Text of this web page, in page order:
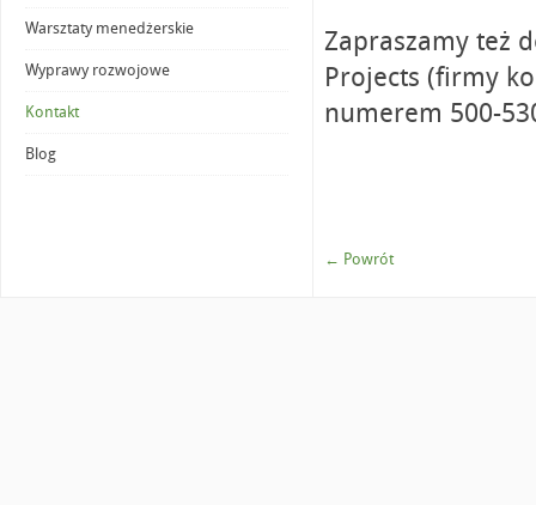
Warsztaty menedżerskie
Wyprawy rozwojowe
Kontakt
Blog
Zapraszamy też
Projects (firmy
numerem 500-
← Powrót